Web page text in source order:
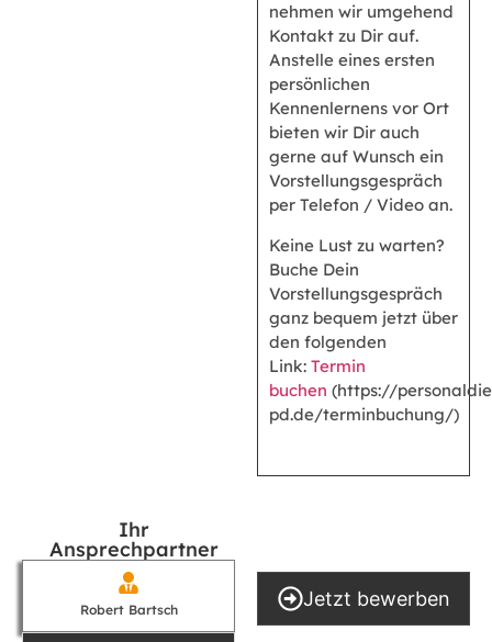
nehmen wir umgehend
Kontakt zu Dir auf.
Anstelle eines ersten
persönlichen
Kennenlernens vor Ort
bieten wir Dir auch
gerne auf Wunsch ein
Vorstellungsgespräch
per Telefon / Video an.
Keine Lust zu warten?
Buche Dein
Vorstellungsgespräch
ganz bequem jetzt über
den folgenden
Link: Termin
buchen (https://
pd.de/terminbuchung/)
Ihr
Ansprechpartner
Robert Bartsch Jetzt bewerben